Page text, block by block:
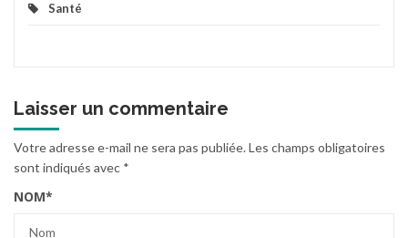
Santé
Laisser un commentaire
Votre adresse e-mail ne sera pas publiée.Les champs obligatoires
sont indiqués avec *
NOM*